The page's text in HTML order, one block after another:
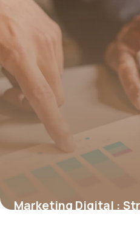
Marketing Digital :